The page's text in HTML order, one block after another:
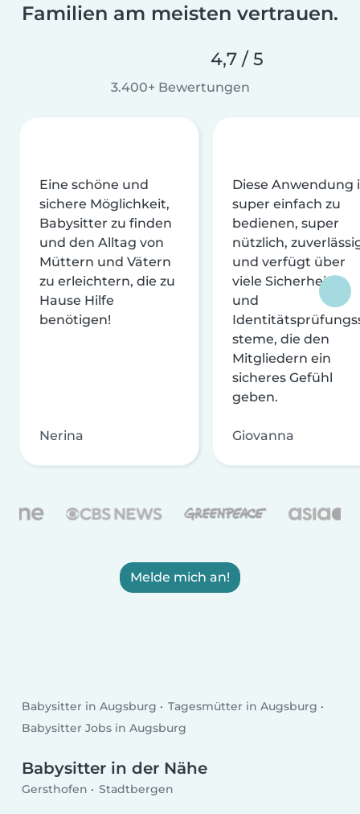
Familien am meisten vertrauen.
4,7 / 5
3.400+ Bewertungen
Eine schöne und
sichere Möglichkeit,
Babysitter zu finden
und den Alltag von
Müttern und Vätern
zu erleichtern, die zu
Hause Hilfe
benötigen!
Nerina
Diese Anwendung
super einfach zu
bedienen, super
nützlich,
und verfügt über
viele Sicherheits-
und
steme, die den
Mitgliedern ein
sicheres Gefühl
geben.
Giovanna
Melde mich an!
Babysitter in Augsburg
Tagesmütter in Augsburg
Babysitter Jobs in Augsburg
Babysitter in der Nähe
Gersthofen Stadtbergen